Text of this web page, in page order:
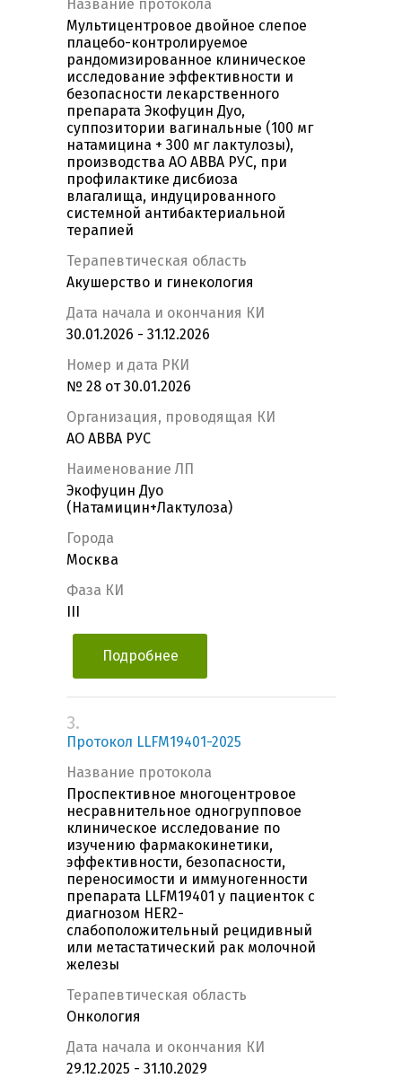
Название протокола
Мультицентровое двойное слепое
плацебо-контролируемое
рандомизированное клиническое
исследование эффективности и
безопасности лекарственного
препарата Экофуцин Дуо,
суппозитории вагинальные (100 мг
натамицина + 300 мг лактулозы),
производства АО АВВА РУС, при
профилактике дисбиоза
влагалища, индуцированного
системной антибактериальной
терапией
Терапевтическая область
Акушерство и гинекология
Дата начала и окончания КИ
30.01.2026 - 31.12.2026
Номер и дата РКИ
№ 28 от 30.01.2026
Организация, проводящая КИ
АО АВВА РУС
Наименование ЛП
Экофуцин Дуо
(Натамицин+Лактулоза)
Города
Москва
Фаза КИ
Подробнее
3.
Протокол LLFM19401-2025
Название протокола
Проспективное многоцентровое
несравнительное одногрупповое
клиническое исследование по
изучению фармакокинетики,
эффективности, безопасности,
переносимости и иммуногенности
препарата LLFM19401 у пациенток с
диагнозом HER2-
слабоположительный рецидивный
или метастатический рак молочной
железы
Терапевтическая область
Онкология
Дата начала и окончания КИ
29.12.2025 - 31.10.2029